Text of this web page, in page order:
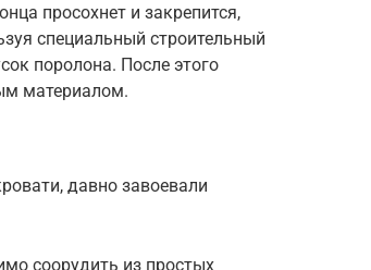
просохнет и закрепится,
специальный строительный
поролона. После этого
материалом.
давно завоевали
соорудить из простых